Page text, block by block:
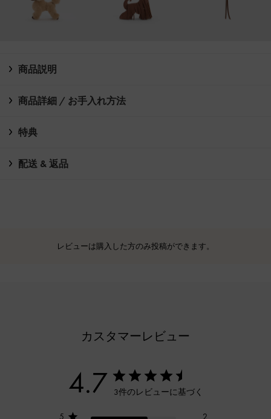
商品説明
商品詳細 / お手入れ方法
特典
配送 & 返品
レビューは購入した方のみ投稿ができます。
カスタマーレビュー
4.7 3件のレビューに基づく
5
2